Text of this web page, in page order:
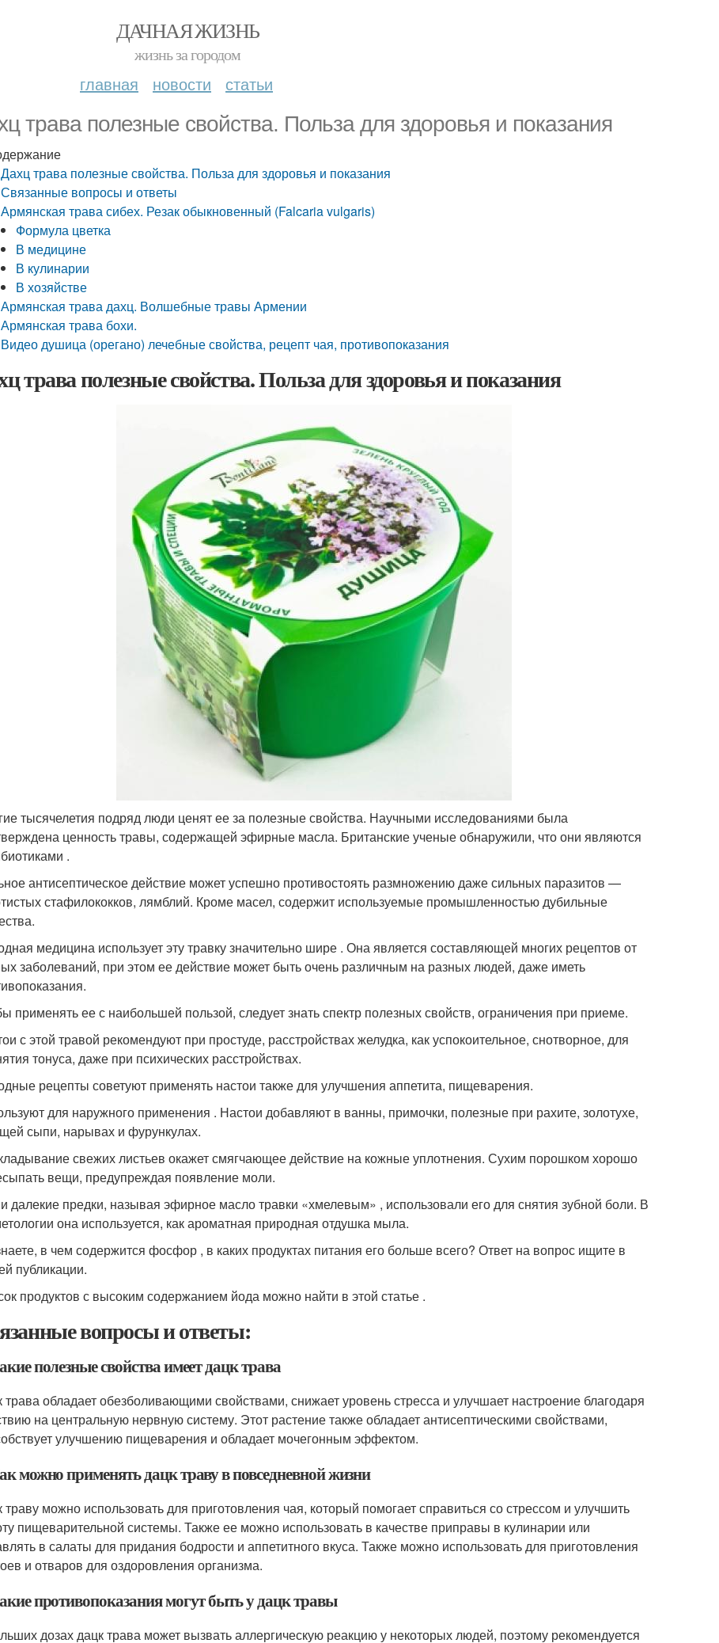
ДАЧНАЯ ЖИЗНЬ
жизнь за городом
главная новости статьи
трава полезные свойства. Польза для здоровья и показания
Дахц трава полезные свойства. Польза для здоровья и показания
Связанные вопросы и ответы
Армянская трава сибех. Резак обыкновенный (Falcaria vulgaris)
Формула цветка
В медицине
В кулинарии
В хозяйстве
Армянская трава дахц. Волшебные травы Армении
Армянская трава бохи.
Видео душица (орегано) лечебные свойства, рецепт чая, противопоказания
трава полезные свойства. Польза для здоровья и показания
тысячелетия подряд люди ценят ее за полезные свойства. Научными исследованиями была
ценность травы, содержащей эфирные масла. Британские ученые обнаружили, что они являются
.
антисептическое действие может успешно противостоять размножению даже сильных паразитов —
стафилококков, лямблий. Кроме масел, содержит используемые промышленностью дубильные
медицина использует эту травку значительно шире . Она является составляющей многих рецептов от
заболеваний, при этом ее действие может быть очень различным на разных людей, даже иметь
применять ее с наибольшей пользой, следует знать спектр полезных свойств, ограничения при приеме.
с этой травой рекомендуют при простуде, расстройствах желудка, как успокоительное, снотворное, для
тонуса, даже при психических расстройствах.
рецепты советуют применять настои также для улучшения аппетита, пищеварения.
для наружного применения . Настои добавляют в ванны, примочки, полезные при рахите, золотухе,
сыпи, нарывах и фурункулах.
свежих листьев окажет смягчающее действие на кожные уплотнения. Сухим порошком хорошо
вещи, предупреждая появление моли.
далекие предки, называя эфирное масло травки «хмелевым» , использовали его для снятия зубной боли. В
она используется, как ароматная природная отдушка мыла.
в чем содержится фосфор , в каких продуктах питания его больше всего? Ответ на вопрос ищите в
публикации.
продуктов с высоким содержанием йода можно найти в этой статье .
вопросы и ответы:
полезные свойства имеет дацк трава
трава обладает обезболивающими свойствами, снижает уровень стресса и улучшает настроение благодаря
на центральную нервную систему. Этот растение также обладает антисептическими свойствами,
улучшению пищеварения и обладает мочегонным эффектом.
можно применять дацк траву в повседневной жизни
траву можно использовать для приготовления чая, который помогает справиться со стрессом и улучшить
пищеварительной системы. Также ее можно использовать в качестве приправы в кулинарии или
в салаты для придания бодрости и аппетитного вкуса. Также можно использовать для приготовления
и отваров для оздоровления организма.
противопоказания могут быть у дацк травы
дозах дацк трава может вызвать аллергическую реакцию у некоторых людей, поэтому рекомендуется